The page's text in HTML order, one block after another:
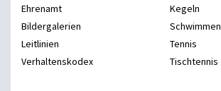
Ehrenamt
Bildergalerien
Leitlinien
Verhaltenskodex
Kegeln
Schwimmen
Tennis
Tischtennis